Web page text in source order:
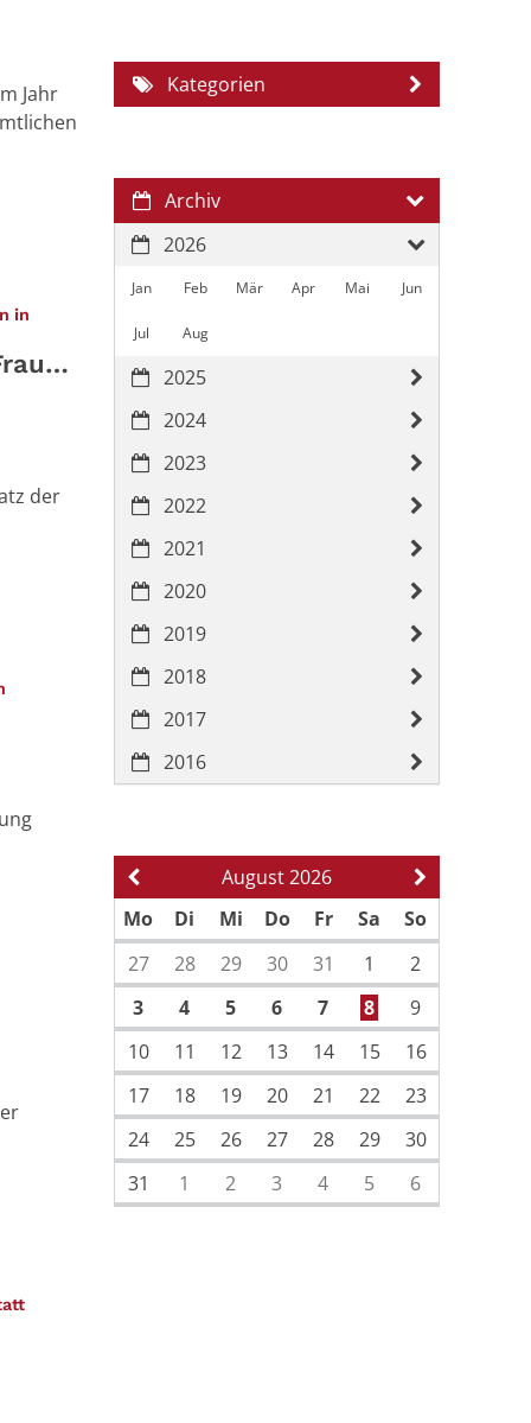
Jahr
in
der
Kategorien
Archiv
2026
Jan Feb Mär Apr Mai Jun
Jul Aug
2025
2024
2023
2022
2021
2020
2019
2018
2017
2016
Vorherige Seite
August 2026 Nächste
Mo Di Mi Do Fr Sa
So
27
28 29 30 31 1
2
3
4 5 6 7 8
9
10
11 12 13 14 15
16
17
18 19 20 21 22
23
24
25 26 27 28 29
30
31
1 2 3 4 5 6